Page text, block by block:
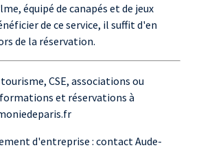
équipé de canapés et de jeux
de ce service, il suffit d'en
de la réservation.
CSE, associations ou
et réservations à
d'entreprise : contact Aude-